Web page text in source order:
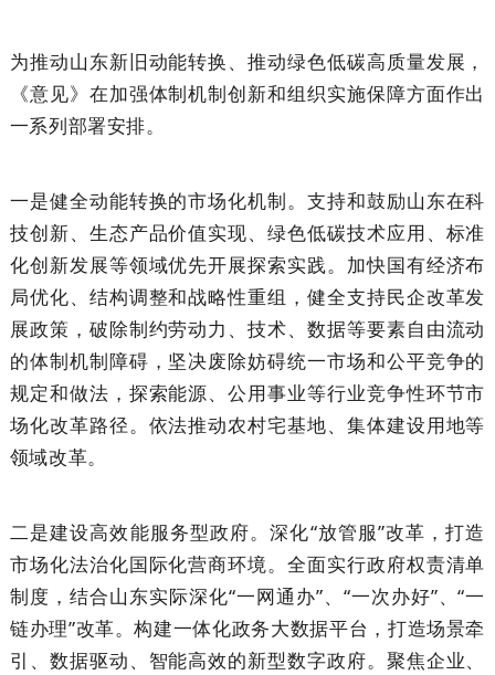
为推动山东新旧动能转换、推动绿色低碳高质量发展，
《意见》在加强体制机制创新和组织实施保障方面作出
一系列部署安排。
一是健全动能转换的市场化机制。支持和鼓励山东在科
技创新、生态产品价值实现、绿色低碳技术应用、标准
化创新发展等领域优先开展探索实践。加快国有经济布
局优化、结构调整和战略性重组，健全支持民企改革发
展政策，破除制约劳动力、技术、数据等要素自由流动
的体制机制障碍，坚决废除妨碍统一市场和公平竞争的
规定和做法，探索能源、公用事业等行业竞争性环节市
场化改革路径。依法推动农村宅基地、集体建设用地等
领域改革。
二是建设高效能服务型政府。深化“放管服”改革，打造
市场化法治化国际化营商环境。全面实行政府权责清单
制度，结合山东实际深化“一网通办”、“一次办好”、“一
链办理”改革。构建一体化政务大数据平台，打造场景牵
引、数据驱动、智能高效的新型数字政府。聚焦企业、